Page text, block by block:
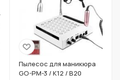
Пылесос для маникюра
GO-PM-3 / К12 / В20